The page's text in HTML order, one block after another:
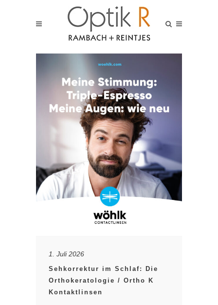
1. Juli 2026
Sehkorrektur im Schlaf: Die
Orthokeratologie / Ortho K
Kontaktlinsen